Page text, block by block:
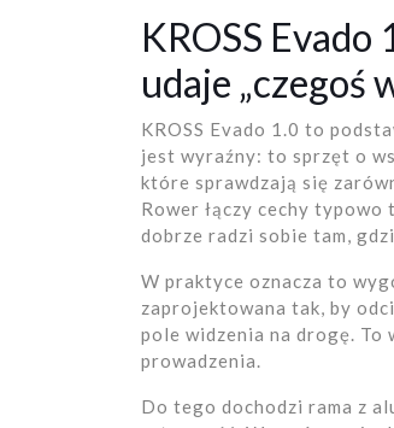
KROSS
udaje „czegoś
KROSS Evado 1.0 to
jest wyraźny: to sprzęt o
które sprawdzają się
Rower łączy cechy
dobrze radzi sobie tam,
W praktyce oznacza to
zaprojektowana tak, by
pole widzenia na drogę. To
prowadzenia.
Do tego dochodzi rama z